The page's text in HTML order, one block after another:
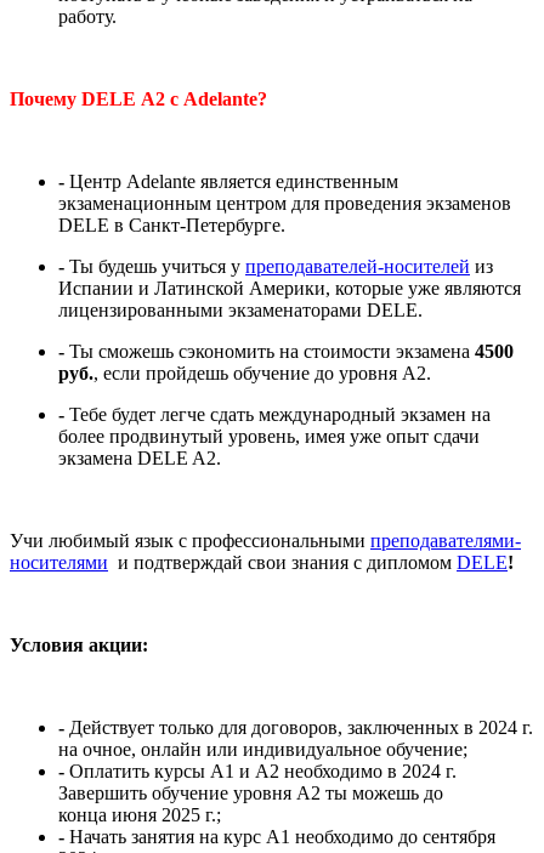
работу.
Почему DELE А2 с Adelante?
- Центр Adelante является единственным
экзаменационным центром для проведения экзаменов
DELE в Санкт-Петербурге.
- Ты будешь учиться у преподавателей-носителей из
Испании и Латинской Америки, которые уже являются
лицензированными экзаменаторами DELE.
- Ты сможешь сэкономить на стоимости экзамена 4500
руб., если пройдешь обучение до уровня А2.
- Тебе будет легче сдать международный экзамен на
более продвинутый уровень, имея уже опыт сдачи
экзамена DELE A2.
Учи любимый язык с профессиональными преподавателями-
носителями и подтверждай свои знания с дипломом DELE!
Условия акции:
- Действует только для договоров, заключенных в 2024 г.
на очное, онлайн или индивидуальное обучение;
- Оплатить курсы А1 и А2 необходимо в 2024 г.
Завершить обучение уровня А2 ты можешь до
конца июня 2025 г.;
- Начать занятия на курс А1 необходимо до сентября